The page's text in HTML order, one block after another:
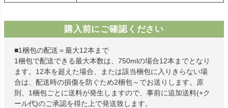
購入前にご確認ください
■1梱包の配送＝最大12本まで
1梱包で配送できる最大本数は、750mlの場合12本までとなり
ます。12本を超えた場合、または該当梱包に入りきらない場
合は、配送時の損傷を防ぐため2梱包～でお送りします。原
則、1梱包ごとに送料が発生しますので、事前に追加送料(+ク
ール代)のご承認を得た上で発送致します。